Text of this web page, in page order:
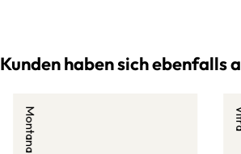
Kunden haben sich ebenfalls
Montana